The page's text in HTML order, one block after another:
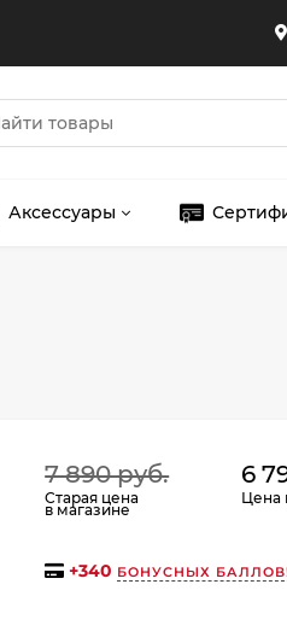
Аксессуары
7 890 руб.
Старая цена
в магазине
6
Цена
+340 БОНУСНЫХ